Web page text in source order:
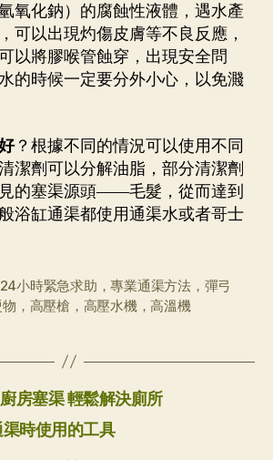
氧化鈉）的腐蝕性液體，遇水產
可以出現灼傷皮膚等不良反應，
以將膠喉管蝕穿，出現安全問
的時候一定要分外小心，以免濺
？根據不同的情況可以使用不同
潔劑可以分解油脂，部分清潔劑
的塞渠源頭——毛髮，從而達到
浴缸通渠都使用通渠水或者哥士
小時緊急求助，專業通渠方法，彈弓
，高壓槍，高壓水機，高溫機
房塞渠 輕鬆解決廁所
時使用的工具